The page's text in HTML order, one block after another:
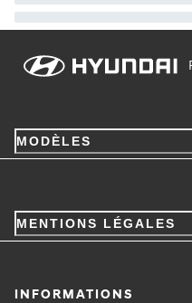
MODÈLES
MENTIONS LÉGALES
INFORMATIONS